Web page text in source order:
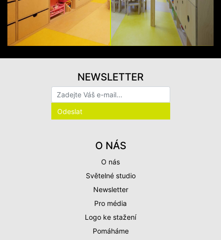
O NÁS
O nás
Světelné studio
Newsletter
Pro média
Logo ke stažení
Pomáháme
NEWSLETTER